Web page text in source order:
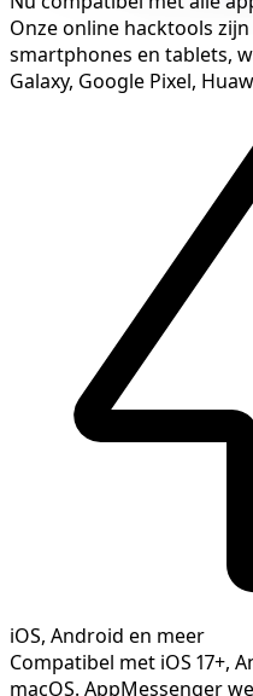
Onze online hacktools
smartphones en tablets,
Galaxy, Google Pixel,
iOS, Android en meer
Compatibel met iOS 17+,
macOS. AppMessenger